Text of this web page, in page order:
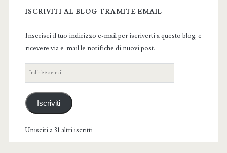
Sidebar
ISCRIVITI AL BLOG TRAMITE EMAIL
Inserisci il tuo indirizzo e-mail per iscriverti a questo blog, e
ricevere via e-mail le notifiche di nuovi post.
Indirizzo
email
Iscriviti
Unisciti a 31 altri iscritti